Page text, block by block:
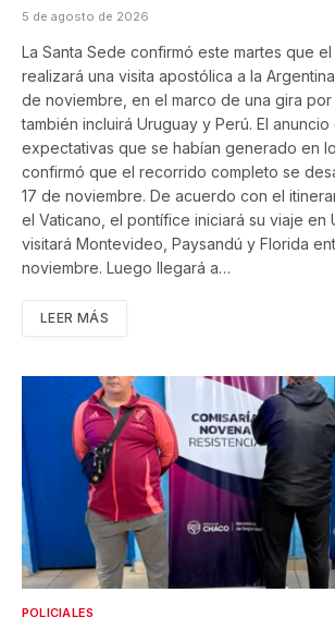
5 de agosto de 2026
La Santa Sede confirmó este martes que
realizará una visita apostólica a la
de noviembre, en el marco de una gira por
también incluirá Uruguay y Perú. El
expectativas que se habían generado en
confirmó que el recorrido completo se
17 de noviembre. De acuerdo con el
el Vaticano, el pontífice iniciará su viaje en
visitará Montevideo, Paysandú y Florida
noviembre. Luego llegará a…
LEER MÁS
POLICIALES